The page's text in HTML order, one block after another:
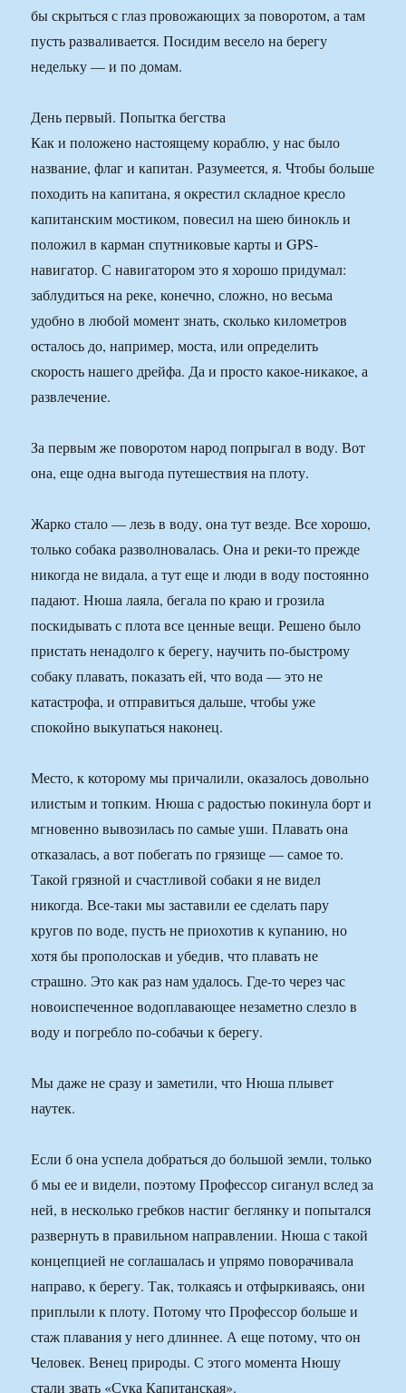
бы скрыться с глаз провожающих за поворотом, а там
пусть разваливается. Посидим весело на берегу
недельку — и по домам.
День первый. Попытка бегства
Как и положено настоящему кораблю, у нас было
название, флаг и капитан. Разумеется, я. Чтобы больше
походить на капитана, я окрестил складное кресло
капитанским мостиком, повесил на шею бинокль и
положил в карман спутниковые карты и GPS-
навигатор. С навигатором это я хорошо придумал:
заблудиться на реке, конечно, сложно, но весьма
удобно в любой момент знать, сколько километров
осталось до, например, моста, или определить
скорость нашего дрейфа. Да и просто какое-никакое, а
развлечение.
За первым же поворотом народ попрыгал в воду. Вот
она, еще одна выгода путешествия на плоту.
Жарко стало — лезь в воду, она тут везде. Все хорошо,
только собака разволновалась. Она и реки-то прежде
никогда не видала, а тут еще и люди в воду постоянно
падают. Нюша лаяла, бегала по краю и грозила
поскидывать с плота все ценные вещи. Решено было
пристать ненадолго к берегу, научить по-быстрому
собаку плавать, показать ей, что вода — это не
катастрофа, и отправиться дальше, чтобы уже
спокойно выкупаться наконец.
Место, к которому мы причалили, оказалось довольно
илистым и топким. Нюша с радостью покинула борт и
мгновенно вывозилась по самые уши. Плавать она
отказалась, а вот побегать по грязище — самое то.
Такой грязной и счастливой собаки я не видел
никогда. Все-таки мы заставили ее сделать пару
кругов по воде, пусть не приохотив к купанию, но
хотя бы прополоскав и убедив, что плавать не
страшно. Это как раз нам удалось. Где-то через час
новоиспеченное водоплавающее незаметно слезло в
воду и погребло по-собачьи к берегу.
Мы даже не сразу и заметили, что Нюша плывет
наутек.
Если б она успела добраться до большой земли, только
б мы ее и видели, поэтому Профессор сиганул вслед за
ней, в несколько гребков настиг беглянку и попытался
развернуть в правильном направлении. Нюша с такой
концепцией не соглашалась и упрямо поворачивала
направо, к берегу. Так, толкаясь и отфыркиваясь, они
приплыли к плоту. Потому что Профессор больше и
стаж плавания у него длиннее. А еще потому, что он
Человек. Венец природы. С этого момента Нюшу
стали звать «Сука Капитанская».